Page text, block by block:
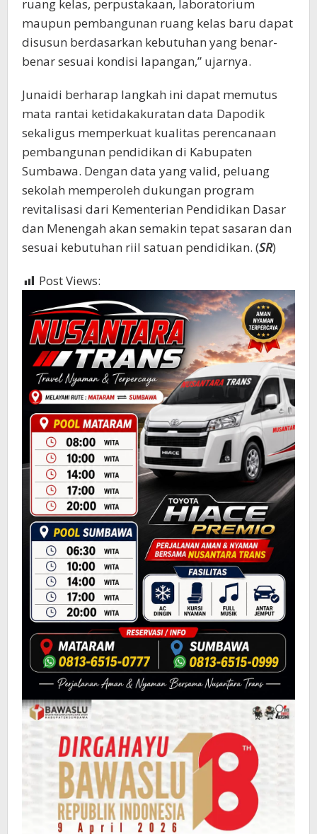
ruang kelas, perpustakaan, laboratorium
maupun pembangunan ruang kelas baru dapat
disusun berdasarkan kebutuhan yang benar-
benar sesuai kondisi lapangan,” ujarnya.
Junaidi berharap langkah ini dapat memutus
mata rantai ketidakakuratan data Dapodik
sekaligus memperkuat kualitas perencanaan
pembangunan pendidikan di Kabupaten
Sumbawa. Dengan data yang valid, peluang
sekolah memperoleh dukungan program
revitalisasi dari Kementerian Pendidikan Dasar
dan Menengah akan semakin tepat sasaran dan
sesuai kebutuhan riil satuan pendidikan. (SR)
Post Views: